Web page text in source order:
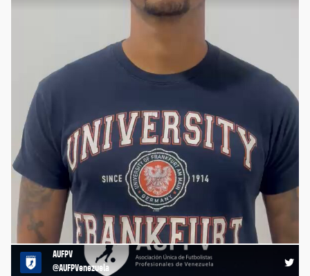
Uno de los partidos más difíciles en nuestra historia💔⚽️
¡Venezuela nos necesita! Los jugadores seguimos unidos.
Robertico Rosales 🎤 https://t.co/ZS6oY7Mq96
23:04 30-06-26
AUFPV
@AUFPVenezuela